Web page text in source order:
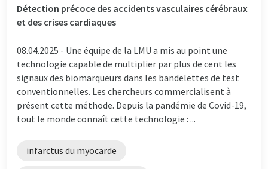
Détection précoce des accidents vasculaires cérébraux
et des crises cardiaques
08.04.2025 - Une équipe de la LMU a mis au point une
technologie capable de multiplier par plus de cent les
signaux des biomarqueurs dans les bandelettes de test
conventionnelles. Les chercheurs commercialisent à
présent cette méthode. Depuis la pandémie de Covid-19,
tout le monde connaît cette technologie : ...
infarctus du myocarde